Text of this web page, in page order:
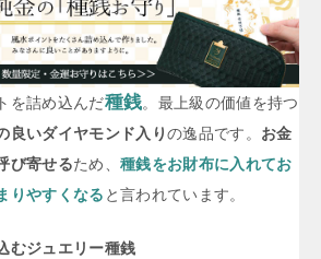
を詰め込んだ種銭。最上級の価値を持つ
良いダイヤモンド入りの逸品です。 お金
び寄せるため、 種銭をお財布に入れてお
りやすくなる と言われています。
むジュエリー種銭